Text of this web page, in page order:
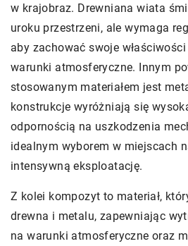
w krajobraz. Drewniana wiata
uroku przestrzeni, ale wymaga
aby zachować swoje
warunki atmosferyczne. Innym
stosowanym materiałem jest
konstrukcje wyróżniają się
odpornością na uszkodzenia
idealnym wyborem w miejscach
intensywną eksploatację.
Z kolei kompozyt to materiał,
drewna i metalu, zapewniając
na warunki atmosferyczne oraz